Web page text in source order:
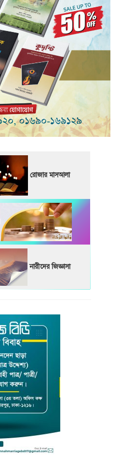
রোজার মাসআলা
নারীদের জিজ্ঞাসা